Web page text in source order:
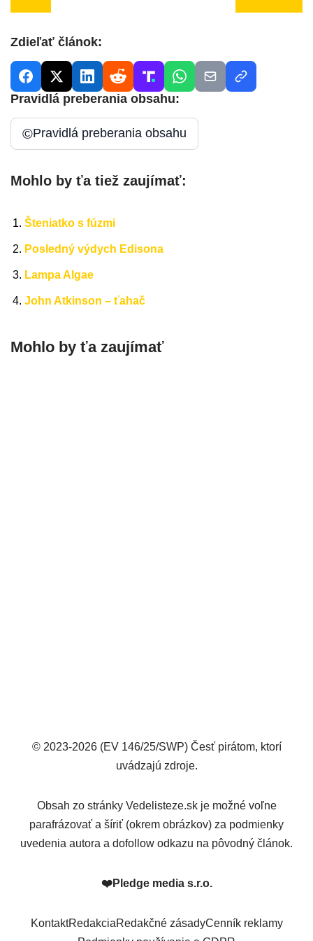
Zdieľať článok:
Pravidlá preberania obsahu:
©Pravidlá preberania obsahu
Mohlo by ťa tiež zaujímať:
Šteniatko s fúzmi
Posledný výdych Edisona
Lampa Algae
John Atkinson – ťahač
Mohlo by ťa zaujímať
© 2023-2026 (EV 146/25/SWP) Česť pirátom, ktorí
uvádzajú zdroje.
Obsah zo stránky Vedelisteze.sk je možné voľne
parafrázovať a šíriť (okrem obrázkov) za podmienky
uvedenia autora a dofollow odkazu na pôvodný článok.
❤️Pledge media s.r.o.
KontaktRedakciaRedakčné zásadyCenník reklamy